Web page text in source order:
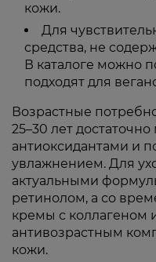
кожи.
Для
средства, не
В каталоге можно
подходят для
Возрастные
25–30 лет
антиоксидантами и
увлажнением. Для
актуальными
ретинолом, а со
кремы с коллагеном
антивозрастным
кожи.